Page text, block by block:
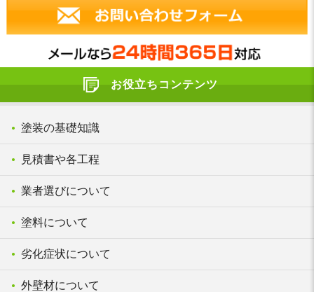
お役立ちコンテンツ
塗装の基礎知識
見積書や各工程
業者選びについて
塗料について
劣化症状について
外壁材について